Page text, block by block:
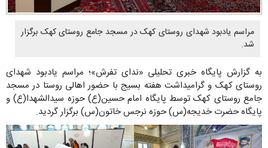
مراسم یادبود شهدای روستای کهک در مسجد جامع روستای کهک برگزار
شد.
به گزارش پایگاه خبری تحلیلی «ندای تفرش»؛ مراسم یادبود شهدای
روستای کهک و گرامیداشت هفته بسیج با حضور اهالی روستا در مسجد
جامع روستای کهک توسط پایگاه امام حسین(ع) حوزه سیدالشهدا(ع) و
پایگاه حضرت خدیجه(س) حوزه نرجس خاتون(س) برگزار گردید.